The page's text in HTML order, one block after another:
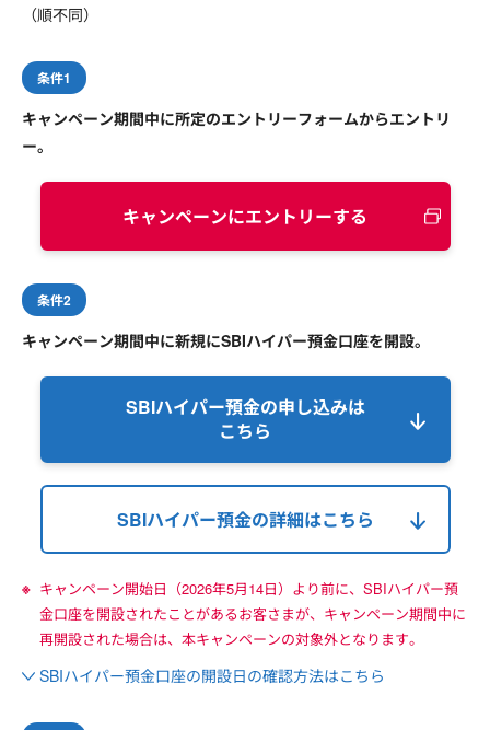
（順不同）
条件1
キャンペーン期間中に所定のエントリーフォームからエントリ
ー。
キャンペーンにエントリーする
条件2
キャンペーン期間中に新規にSBIハイパー預金口座を開設。
SBIハイパー預金の申し込みは
こちら
SBIハイパー預金の詳細はこちら
キャンペーン開始日（2026年5月14日）より前に、SBIハイパー預
金口座を開設されたことがあるお客さまが、キャンペーン期間中に
再開設された場合は、本キャンペーンの対象外となります。
SBIハイパー預金口座の開設日の確認方法はこちら